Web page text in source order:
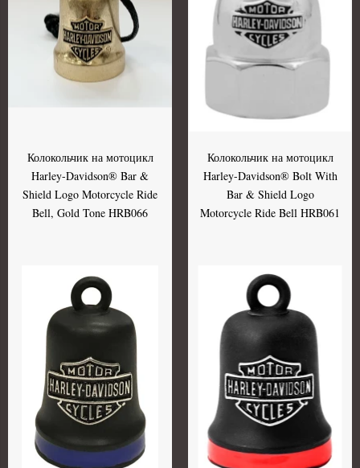
Колокольчик на мотоцикл
Harley-Davidson® Bar &
Shield Logo Motorcycle Ride
Bell, Gold Tone HRB066
Колокольчик на мотоцикл
Harley-Davidson® Bolt With
Bar & Shield Logo
Motorcycle Ride Bell HRB061